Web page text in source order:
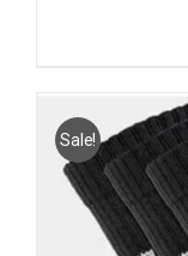
Sale!